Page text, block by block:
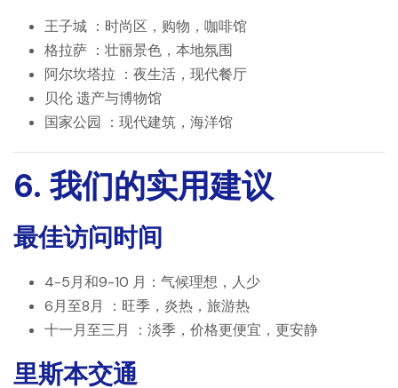
王子城 ：时尚区，购物，咖啡馆
格拉萨 ：壮丽景色，本地氛围
阿尔坎塔拉 ：夜生活，现代餐厅
贝伦遗产与博物馆
国家公园 ：现代建筑，海洋馆
6. 我们的实用建议
最佳访问时间
4-5月和9-10 月：气候理想，人少
6月至8月
：旺季，炎热，旅游热
十一月至三月
：淡季，价格更便宜，更安静
里斯本交通